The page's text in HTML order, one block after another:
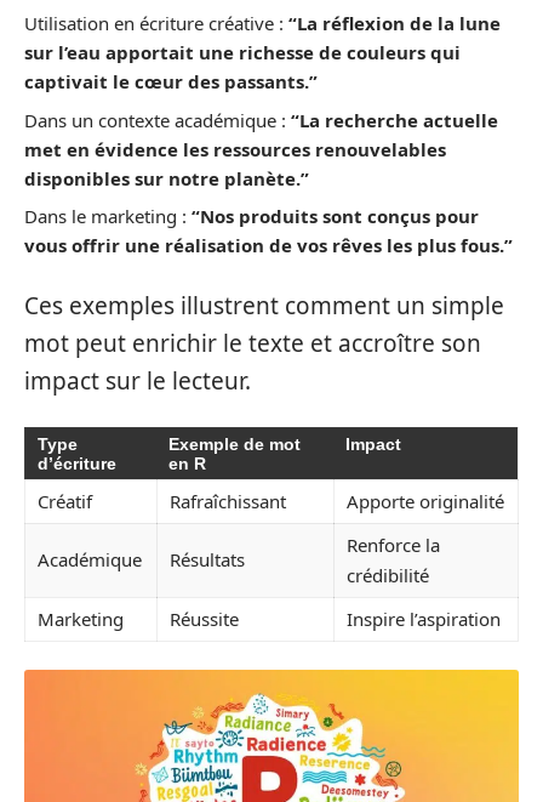
Utilisation en écriture créative : “La réflexion de la lune
sur l’eau apportait une richesse de couleurs qui
captivait le cœur des passants.”
Dans un contexte académique : “La recherche actuelle
met en évidence les ressources renouvelables
disponibles sur notre planète.”
Dans le marketing : “Nos produits sont conçus pour
vous offrir une réalisation de vos rêves les plus fous.”
Ces exemples illustrent comment un simple
mot peut enrichir le texte et accroître son
impact sur le lecteur.
Type
d’écriture
Exemple de mot
en R
Impact
Créatif Rafraîchissant Apporte originalité
Académique Résultats
Renforce la
crédibilité
Marketing
Réussite Inspire l’aspiration